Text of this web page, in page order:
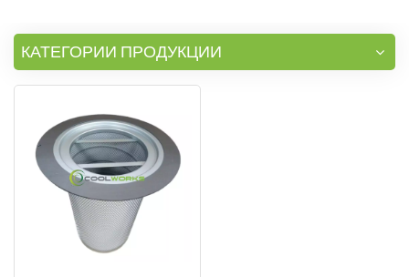
العربية
русский
КАТЕГОРИИ ПРОДУКЦИИ